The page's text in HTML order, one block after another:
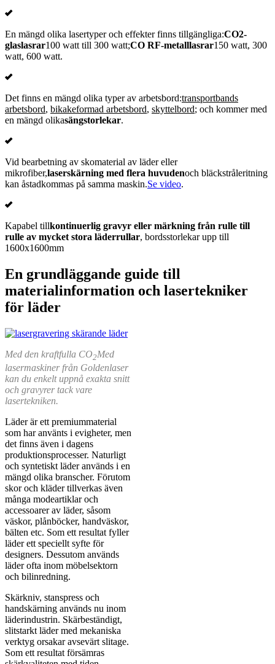
En mängd olika lasertyper och effekter finns tillgängliga:CO2-
glaslasrar100 watt till 300 watt;CO RF-metalllasrar150 watt, 300
watt, 600 watt.
Det finns en mängd olika typer av arbetsbord:transportbands
arbetsbord, bikakeformad arbetsbord, skyttelbord; och kommer med
en mängd olikasängstorlekar.
Vid bearbetning av skomaterial av läder eller
mikrofiber,laserskärning med flera huvudenoch bläckstråleritning
kan åstadkommas på samma maskin.Se video.
Kapabel tillkontinuerlig gravyr eller märkning från rulle till
rulle av mycket stora läderrullar, bordsstorlekar upp till
1600x1600mm
En grundläggande guide till
materialinformation och lasertekniker
för läder
Med den kraftfulla CO2Med
lasermaskiner från Goldenlaser
kan du enkelt uppnå exakta snitt
och gravyrer tack vare
lasertekniken.
Läder är ett premiummaterial
som har använts i evigheter, men
det finns även i dagens
produktionsprocesser. Naturligt
och syntetiskt läder används i en
mängd olika branscher. Förutom
skor och kläder tillverkas även
många modeartiklar och
accessoarer av läder, såsom
väskor, plånböcker, handväskor,
bälten etc. Som ett resultat fyller
läder ett speciellt syfte för
designers. Dessutom används
läder ofta inom möbelsektorn
och bilinredning.
Skärkniv, stanspress och
handskärning används nu inom
läderindustrin. Skärbeständigt,
slitstarkt läder med mekaniska
verktyg orsakar avsevärt slitage.
Som ett resultat försämras